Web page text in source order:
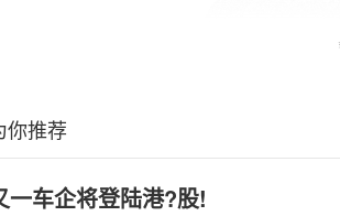
你推荐
一车企将登陆港?股!